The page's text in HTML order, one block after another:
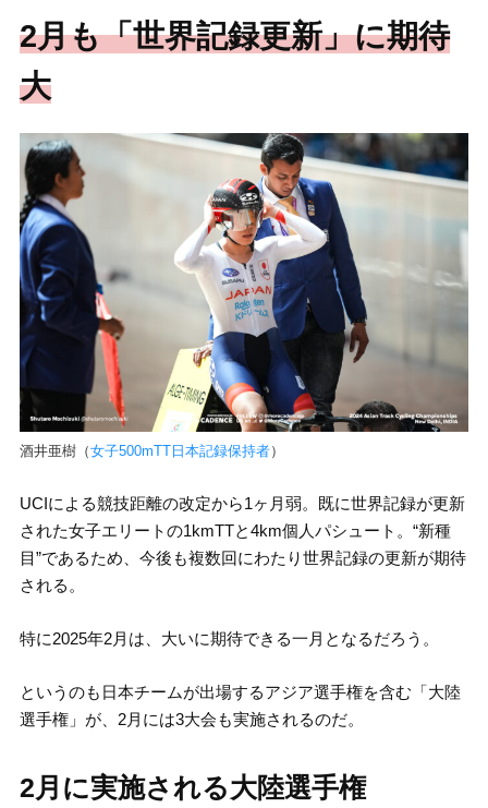
2月も「世界記録更新」に期待
大
酒井亜樹（女子500mTT日本記録保持者）
UCIによる競技距離の改定から1ヶ月弱。既に世界記録が更新
された女子エリートの1kmTTと4km個人パシュート。“新種
目”であるため、今後も複数回にわたり世界記録の更新が期待
される。
特に2025年2月は、大いに期待できる一月となるだろう。
というのも日本チームが出場するアジア選手権を含む「大陸
選手権」が、2月には3大会も実施されるのだ。
2月に実施される大陸選手権